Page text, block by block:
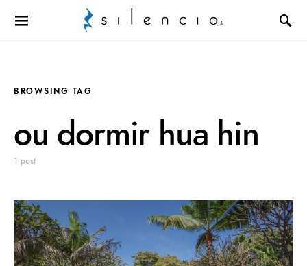
Search for:
BROWSING TAG
ou dormir hua hin
1 post